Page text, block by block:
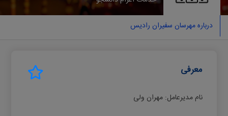
درباره مهرسان سفیران رادیس
معرفی
نام مدیرعامل: مهران ولی